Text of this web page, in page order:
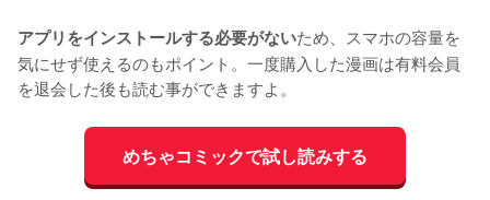
アプリをインストールする必要がないため、スマホの容量を
気にせず使えるのもポイント。一度購入した漫画は有料会員
を退会した後も読む事ができますよ。
めちゃコミックで試し読みする